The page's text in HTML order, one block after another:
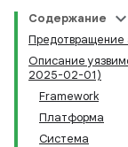
Содержание
Предотвращение
Описание
2025-02-01)
Framework
Платформа
Система